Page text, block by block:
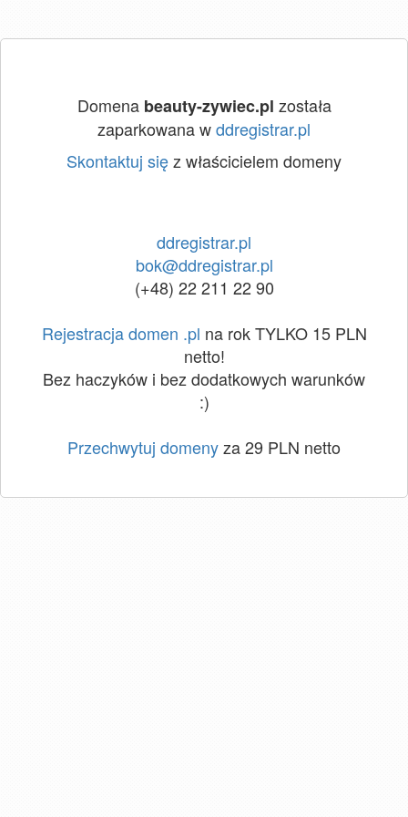
Domena beauty-zywiec.pl została
zaparkowana wddregistrar.pl
Skontaktuj sięz właścicielem domeny
ddregistrar.pl
bok@ddregistrar.pl
(+48) 22 211 22 90
Rejestracja domen .pl na rok TYLKO 15 PLN
netto!
Bez haczyków i bez dodatkowych warunków
:)
Przechwytuj domenyza 29 PLN netto